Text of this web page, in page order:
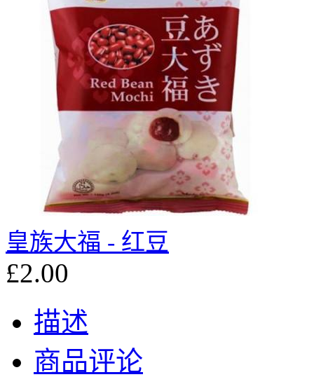
皇族大福 - 红豆
£2.00
描述
商品评论